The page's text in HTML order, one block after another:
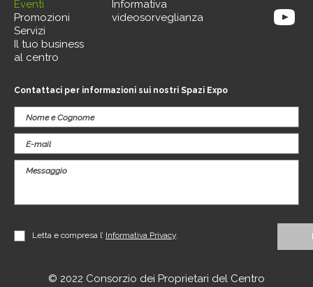
Eventi
Promozioni
Servizi
Il tuo business
al centro
Informativa
videosorveglianza
Contattaci per informazioni sui nostri Spazi Expo
Letta e compresa l’ Informativa Privacy.
© 2022 Consorzio dei Proprietari del Centro